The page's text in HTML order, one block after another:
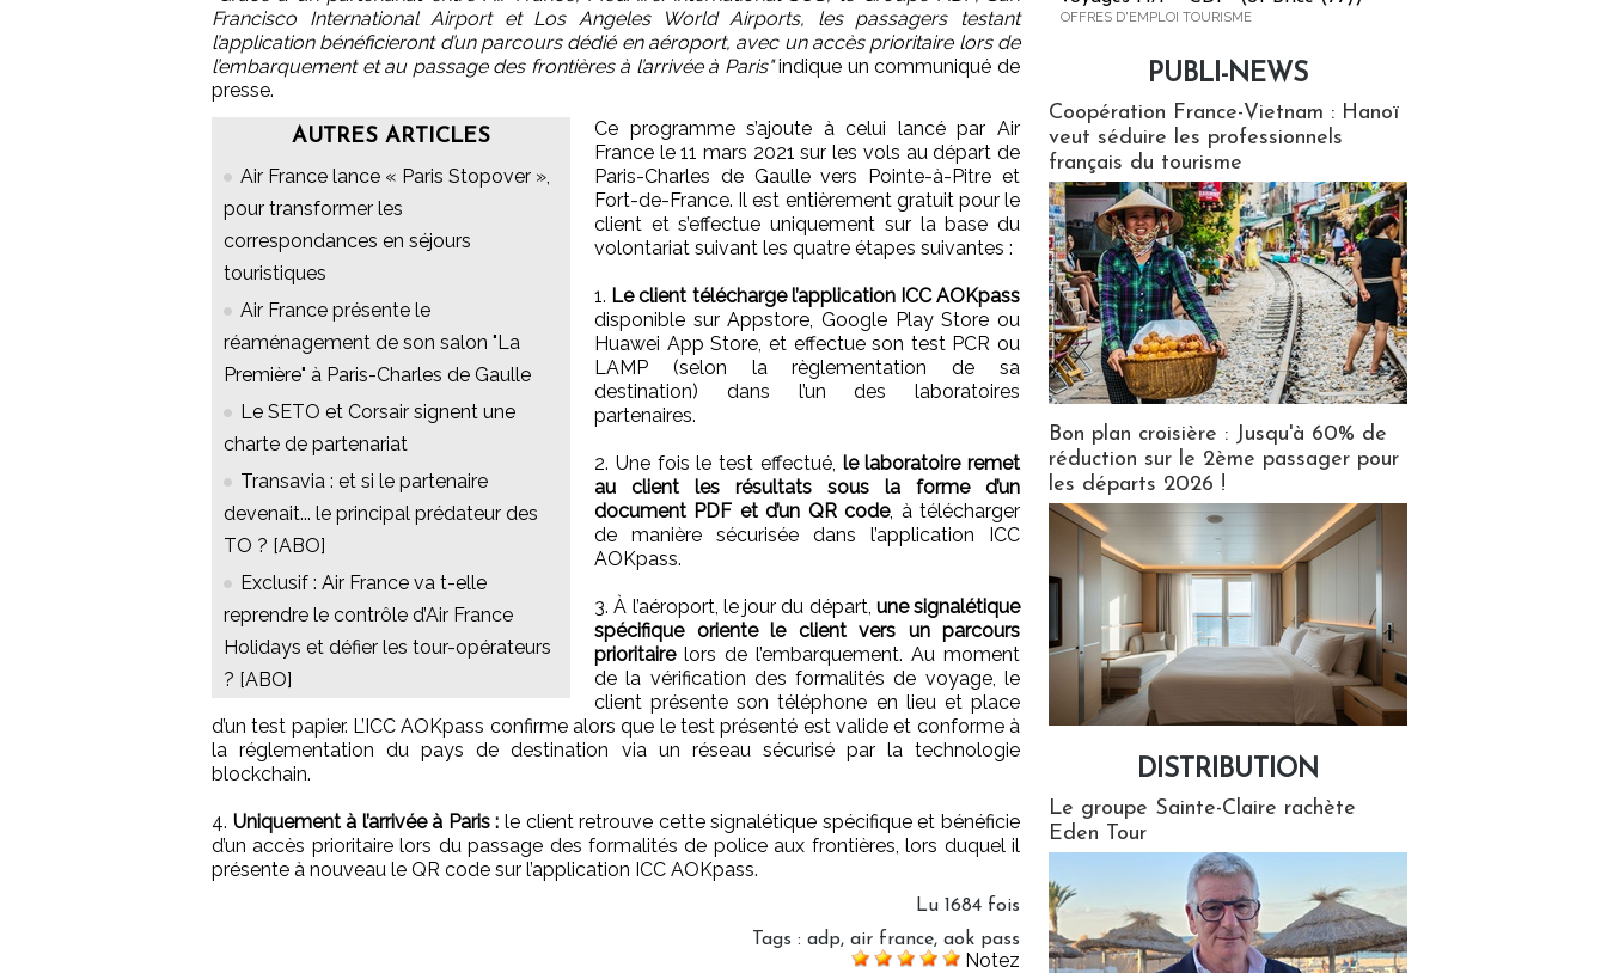
Francisco International Airport et Los Angeles World Airports, les passagers testant
l’application bénéficieront d’un parcours dédié en aéroport, avec un accès prioritaire lors de
l’embarquement et au passage des frontières à l’arrivée à Paris"indique un communiqué de
presse.
AUTRES ARTICLES
Air France lance « Paris Stopover »,
pour transformer les
correspondances en séjours
touristiques
Air France présente le
réaménagement de son salon "La
Première" à Paris-Charles de Gaulle
Le SETO et Corsair signent une
charte de partenariat
Transavia : et si le partenaire
devenait... le principal prédateur des
TO ? [ABO]
Exclusif : Air France va t-elle
reprendre le contrôle d’Air France
Holidays et défier les tour-opérateurs
? [ABO]
Ce programme s’ajoute à celui lancé par Air
France le 11 mars 2021 sur les vols au départ de
Paris-Charles de Gaulle vers Pointe-à-Pitre et
Fort-de-France. Il est entièrement gratuit pour le
client et s’effectue uniquement sur la base du
volontariat suivant les quatre étapes suivantes :
1. Le client télécharge l’application ICC AOKpass
disponible sur Appstore, Google Play Store ou
Huawei App Store, et effectue son test PCR ou
LAMP (selon la règlementation de sa
destination) dans l’un des laboratoires
partenaires.
2. Une fois le test effectué, le laboratoire remet
au client les résultats sous la forme d’un
document PDF et d’un QR code, à télécharger
de manière sécurisée dans l’application ICC
AOKpass.
3. À l’aéroport, le jour du départ, une signalétique
spécifique oriente le client vers un parcours
prioritairelors de l’embarquement. Au moment
de la vérification des formalités de voyage, le
client présente son téléphone en lieu et place
d’un test papier. L’ICC AOKpass confirme alors que le test présenté est valide et conforme à
la réglementation du pays de destination via un réseau sécurisé par la technologie
blockchain.
4. Uniquement à l’arrivée à Paris : le client retrouve cette signalétique spécifique et bénéficie
d’un accès prioritaire lors du passage des formalités de police aux frontières, lors duquel il
présente à nouveau le QR code sur l’application ICC AOKpass.
Lu 1684 fois
Tags : adp, air france, aok pass
Notez
OFFRES D'EMPLOI TOURISME
PUBLI-NEWS
Coopération France-Vietnam : Hanoï
veut séduire les professionnels
français du tourisme
Bon plan croisière : Jusqu'à 60% de
réduction sur le 2ème passager pour
les départs 2026 !
DISTRIBUTION
Le groupe Sainte-Claire rachète
Eden Tour